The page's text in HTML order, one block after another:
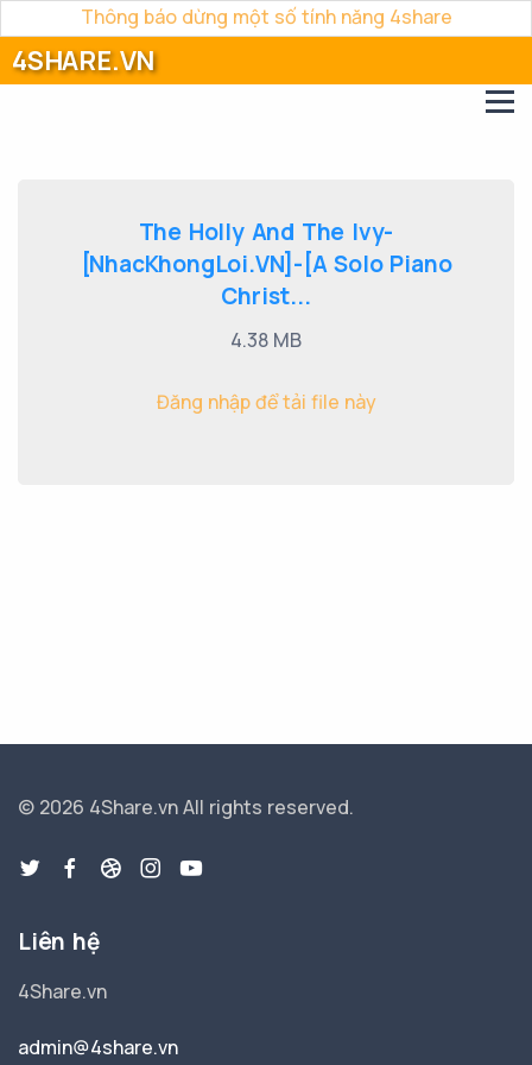
Thông báo dừng một số tính năng 4share
4SHARE.VN
The Holly And The Ivy-
[NhacKhongLoi.VN]-[A Solo Piano
Christ...
4.38 MB
Đăng nhập để tải file này
© 2026 4Share.vnAll rights reserved.
Liên hệ
4Share.vn
admin@4share.vn